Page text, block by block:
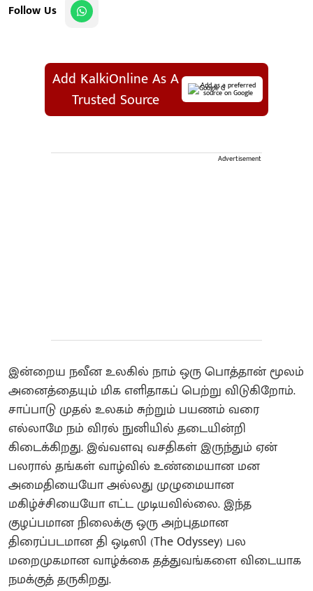
Follow Us
Add KalkiOnline As A
Trusted Source
Add as a preferred
source on Google
Advertisement
இன்றைய நவீன உலகில் நாம் ஒரு பொத்தான் மூலம்
அனைத்தையும் மிக எளிதாகப் பெற்று விடுகிறோம்.
சாப்பாடு முதல் உலகம் சுற்றும் பயணம் வரை
எல்லாமே நம் விரல் நுனியில் தடையின்றி
கிடைக்கிறது. இவ்வளவு வசதிகள் இருந்தும் ஏன்
பலரால் தங்கள் வாழ்வில் உண்மையான மன
அமைதியையோ அல்லது முழுமையான
மகிழ்ச்சியையோ எட்ட முடியவில்லை. இந்த
குழப்பமான நிலைக்கு ஒரு அற்புதமான
திரைப்படமான தி ஒடிஸி (The Odyssey) பல
மறைமுகமான வாழ்க்கை தத்துவங்களை விடையாக
நமக்குத் தருகிறது.